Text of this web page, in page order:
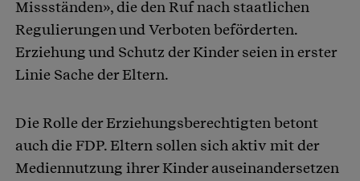
Missständen», die den Ruf nach staatlichen
Regulierungen und Verboten beförderten.
Erziehung und Schutz der Kinder seien in erster
Linie Sache der Eltern.
Die Rolle der Erziehungsberechtigten betont
auch die FDP. Eltern sollen sich aktiv mit der
Mediennutzung ihrer Kinder auseinandersetzen